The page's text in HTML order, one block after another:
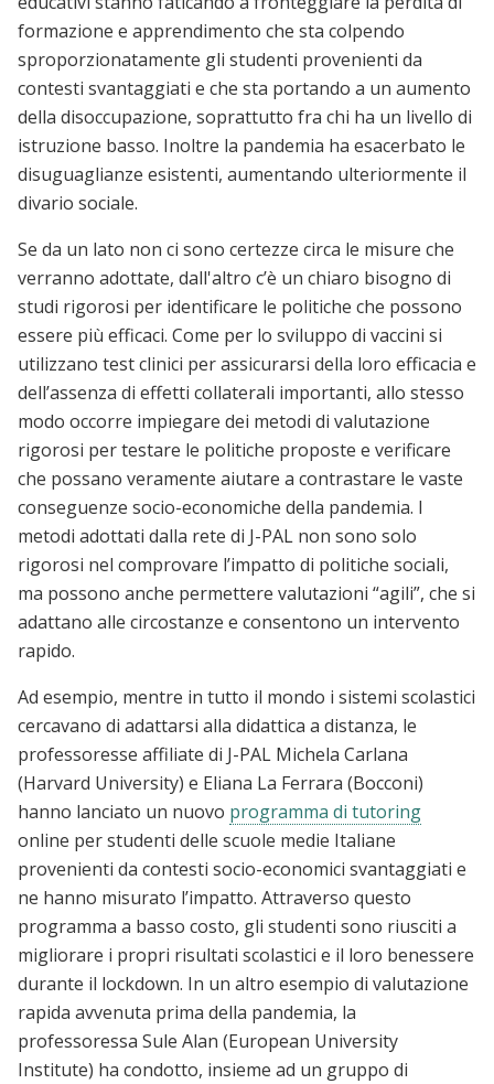
formazione e apprendimento che sta colpendo
sproporzionatamente gli studenti provenienti da
contesti svantaggiati e che sta portando a un aumento
della disoccupazione, soprattutto fra chi ha un livello di
istruzione basso. Inoltre la pandemia ha esacerbato le
disuguaglianze esistenti, aumentando ulteriormente il
divario sociale.
Se da un lato non ci sono certezze circa le misure che
verranno adottate, dall'altro c’è un chiaro bisogno di
studi rigorosi per identificare le politiche che possono
essere più efficaci. Come per lo sviluppo di vaccini si
utilizzano test clinici per assicurarsi della loro efficacia e
dell’assenza di effetti collaterali importanti, allo stesso
modo occorre impiegare dei metodi di valutazione
rigorosi per testare le politiche proposte e verificare
che possano veramente aiutare a contrastare le vaste
conseguenze socio-economiche della pandemia. I
metodi adottati dalla rete di J-PAL non sono solo
rigorosi nel comprovare l’impatto di politiche sociali,
ma possono anche permettere valutazioni “agili”, che si
adattano alle circostanze e consentono un intervento
rapido.
Ad esempio, mentre in tutto il mondo i sistemi scolastici
cercavano di adattarsi alla didattica a distanza, le
professoresse affiliate di J-PAL Michela Carlana
(Harvard University) e Eliana La Ferrara (Bocconi)
hanno lanciato un nuovo programma di tutoring
online per studenti delle scuole medie Italiane
provenienti da contesti socio-economici svantaggiati e
ne hanno misurato l’impatto. Attraverso questo
programma a basso costo, gli studenti sono riusciti a
migliorare i propri risultati scolastici e il loro benessere
durante il lockdown. In un altro esempio di valutazione
rapida avvenuta prima della pandemia, la
professoressa Sule Alan (European University
Institute) ha condotto, insieme ad un gruppo di